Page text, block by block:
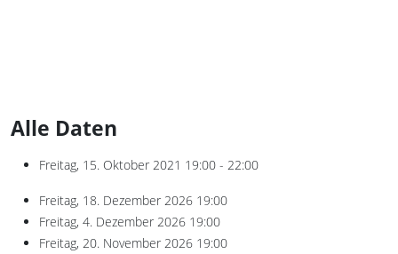
Alle Daten
Freitag, 15. Oktober 2021 19:00 - 22:00
Freitag, 18. Dezember 2026 19:00
Freitag, 4. Dezember 2026 19:00
Freitag, 20. November 2026 19:00